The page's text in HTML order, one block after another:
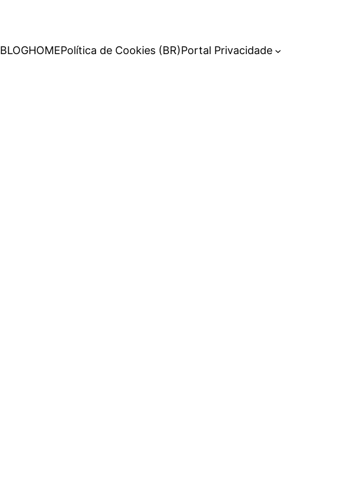
BLOGHOMEPolítica de Cookies (BR)Portal Privacidade